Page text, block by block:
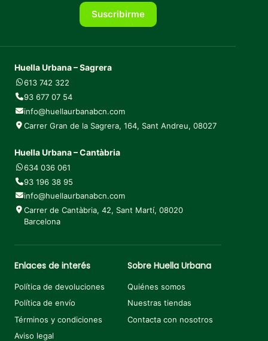
Suscribirme
Huella Urbana – Sagrera
613 742 322
93 677 07 54
info@huellaurbanabcn.com
Carrer Gran de la Sagrera, 164, Sant Andreu, 08027
Huella Urbana – Cantàbria
634 036 061
93 196 38 95
info@huellaurbanabcn.com
Carrer de Cantàbria, 42, Sant Martí, 08020
Barcelona
Enlaces de interés
Política de devoluciones
Política de envío
Términos y condiciones
Aviso legal
Sobre Huella Urbana
Quiénes somos
Nuestras tiendas
Contacta con nosotros